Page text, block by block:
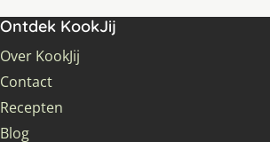
Ontdek KookJij
Over KookJij
Contact
Recepten
Blog